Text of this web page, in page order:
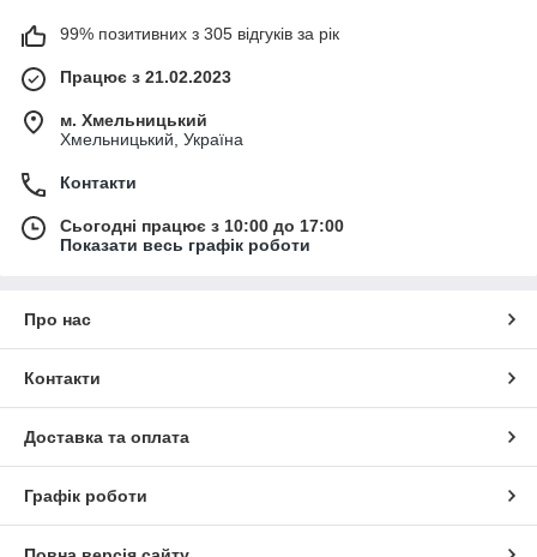
99% позитивних з 305 відгуків за рік
Працює з 21.02.2023
м. Хмельницький
Хмельницький, Україна
Контакти
Сьогодні працює з 10:00 до 17:00
Показати весь графік роботи
Про нас
Контакти
Доставка та оплата
Графік роботи